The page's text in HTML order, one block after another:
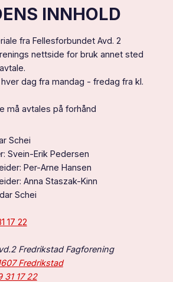
INNHOLD
fra Fellesforbundet Avd. 2
nettside for bruk annet sted
dag fra mandag - fredag fra kl.
må avtales på forhånd
Schei
Svein-Erik Pedersen
Per-Arne Hansen
Anna Staszak-Kinn
Schei
17 22
Fredrikstad Fagforening
Fredrikstad
31 17 22